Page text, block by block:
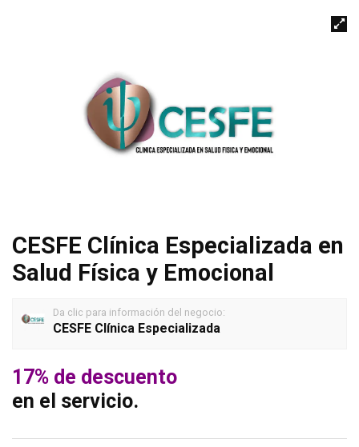
CESFE Clínica Especializada en
Salud Física y Emocional
Da clic para información del negocio:
CESFE Clínica Especializada
17% de descuento
en el servicio.